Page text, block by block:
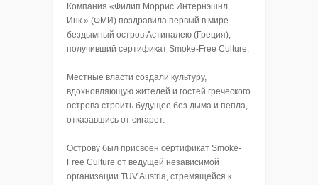
Компания «Филип Моррис Интернэшнл
Инк.» (ФМИ) поздравила первый в мире
бездымный остров Астипалею (Греция),
получивший сертификат Smoke-Free Culture.
Местные власти создали культуру,
вдохновляющую жителей и гостей греческого
острова строить будущее без дыма и пепла,
отказавшись от сигарет.
Острову был присвоен сертификат Smoke-
Free Culture от ведущей независимой
организации TUV Austria, стремящейся к